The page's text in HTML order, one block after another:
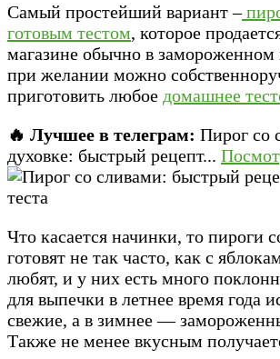
Самый простейший вариант –
готовым тестом, которое
магазине обычно в замороженном
при желании можно
приготовить любое домашнее
🔥 Лучшее в телеграм: Пирог со
духовке: быстрый рецепт...
Что касается начинки, то пироги
готовят не так часто, как с
любят, и у них есть много
для выпечки в летнее время года
свежие, а в зимнее —
Также не менее вкусным